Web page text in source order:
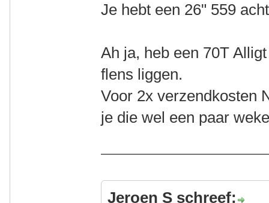
Je hebt een 26" 559
Ah ja, heb een 70T
flens liggen.
Voor 2x verzendkosten
je die wel een paar
Jeroen S schreef: